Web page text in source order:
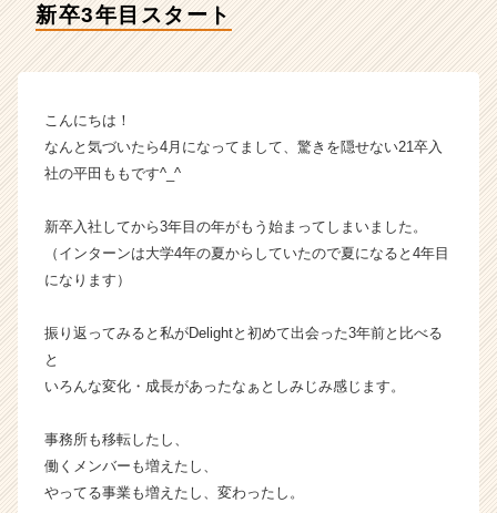
成
企
ら
ト
が
就
サ
ア
キ
新卒3年目スタート
こんにちは！
なんと気づいたら4月になってまして、驚きを隠せない21卒入
社の平田ももです^_^
新卒入社してから3年目の年がもう始まってしまいました。
（インターンは大学4年の夏からしていたので夏になると4年目
になります）
振り返ってみると私がDelightと初めて出会った3年前と比べる
と
いろんな変化・成長があったなぁとしみじみ感じます。
事務所も移転したし、
働くメンバーも増えたし、
やってる事業も増えたし、変わったし。